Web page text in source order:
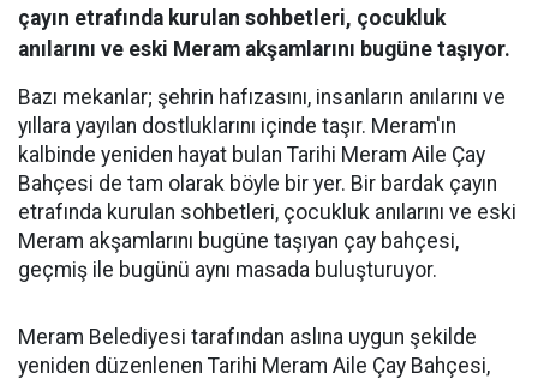
çayın etrafında kurulan sohbetleri, çocukluk
anılarını ve eski Meram akşamlarını bugüne taşıyor.
Bazı mekanlar; şehrin hafızasını, insanların anılarını ve
yıllara yayılan dostluklarını içinde taşır. Meram'ın
kalbinde yeniden hayat bulan Tarihi Meram Aile Çay
Bahçesi de tam olarak böyle bir yer. Bir bardak çayın
etrafında kurulan sohbetleri, çocukluk anılarını ve eski
Meram akşamlarını bugüne taşıyan çay bahçesi,
geçmiş ile bugünü aynı masada buluşturuyor.
Meram Belediyesi tarafından aslına uygun şekilde
yeniden düzenlenen Tarihi Meram Aile Çay Bahçesi,